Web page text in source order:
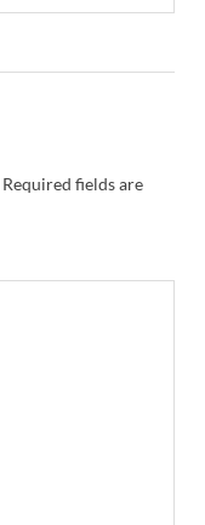
Required fields are